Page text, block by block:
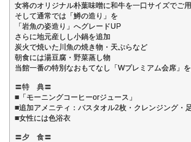
女将のオリジナル朴葉味噌に和牛を一口サイズでご用
そして通常では「鱒の造り」を
「岩魚の姿造り」へグレードUP
さらに地元産しし小鍋を追加
炭火で焼いた川魚の焼き物・天ぷらなど
朝食には湯豆腐・野菜蒸し物
当館一番の特別なおもてなし「Wプレミアム会席」を
〓特 典〓
■「モーニングコーヒーorジュース」
■追加アメニティ：バスタオル2枚・クレンジング・
■女性には色浴衣
〓夕 食〓